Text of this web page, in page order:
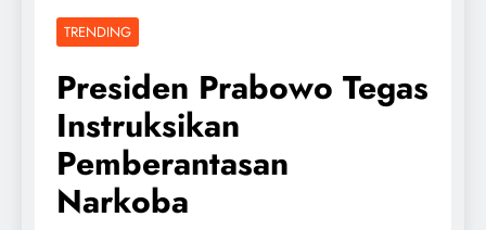
TRENDING
Presiden Prabowo Tegas
Instruksikan
Pemberantasan
Narkoba